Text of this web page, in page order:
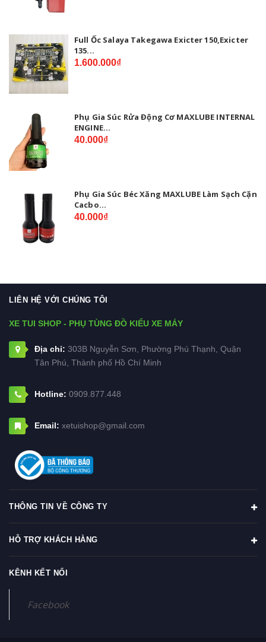
Full Ốc Salaya Takegawa Exicter 150,Exicter
135...
1.600.000₫
Phụ Gia Súc Rửa Động Cơ MAXLUBE INTERNAL
ENGINE...
40.000₫
Phụ Gia Súc Béc Xăng MAXLUBE Làm Sạch Cặn
Cacbo...
40.000₫
LIÊN HỆ VỚI CHÚNG TÔI
XE TUI SHOP - PHỤ TÙNG ĐỒ KIỂU XE MÁY
Địa chỉ: 303B Nguyễn Sơn, Phường Phú Thạnh, Quận
Tân Phú, Thành phố Hồ Chí Minh
Hotline: 0909.877.448
Email: xetuishop@gmail.com
THÔNG TIN VỀ CÔNG TY
HỖ TRỢ KHÁCH HÀNG
KÊNH KẾT NỐI
Facebook